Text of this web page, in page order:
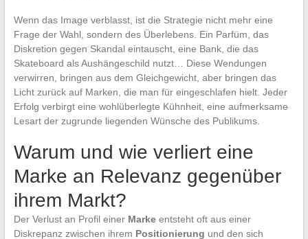
Wenn das Image verblasst, ist die Strategie nicht mehr eine
Frage der Wahl, sondern des Überlebens. Ein Parfüm, das
Diskretion gegen Skandal eintauscht, eine Bank, die das
Skateboard als Aushängeschild nutzt… Diese Wendungen
verwirren, bringen aus dem Gleichgewicht, aber bringen das
Licht zurück auf Marken, die man für eingeschlafen hielt. Jeder
Erfolg verbirgt eine wohlüberlegte Kühnheit, eine aufmerksame
Lesart der zugrunde liegenden Wünsche des Publikums.
Warum und wie verliert eine
Marke an Relevanz gegenüber
ihrem Markt?
Der Verlust an Profil einer Markeentsteht oft aus einer
Diskrepanz zwischen ihrem Positionierung und den sich